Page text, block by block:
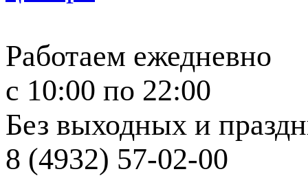
Работаем ежедневно
c 10:00 по 22:00
Без выходных и
8 (4932) 57-02-00